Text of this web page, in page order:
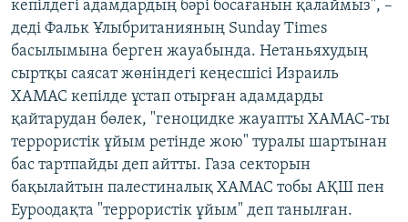
кепілдегі адамдардың бәрі босағанын қалаймыз", –
деді Фальк Ұлыбританияның Sunday Times
басылымына берген жауабында. Нетаньяхудың
сыртқы саясат жөніндегі кеңесшісі Израиль
ХАМАС кепілде ұстап отырған адамдарды
қайтарудан бөлек, "геноцидке жауапты ХАМАС-ты
террористік ұйым ретінде жою" туралы шартынан
бас тартпайды деп айтты. Газа секторын
бақылайтын палестиналық ХАМАС тобы АҚШ пен
Еуроодақта "террористік ұйым" деп танылған.